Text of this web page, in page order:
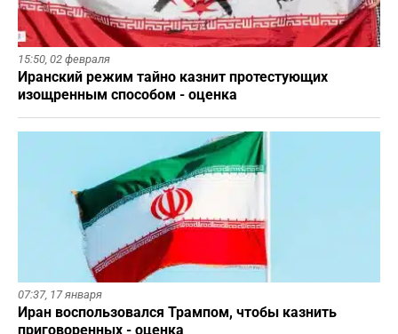
15:50, 02 февраля
Иранский режим тайно казнит протестующих
изощренным способом - оценка
07:37, 17 января
Иран воспользовался Трампом, чтобы казнить
приговоренных - оценка